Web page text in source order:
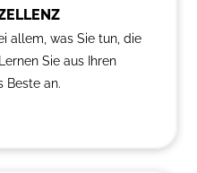
allem, was Sie tun, die
Sie aus Ihren
Beste an.